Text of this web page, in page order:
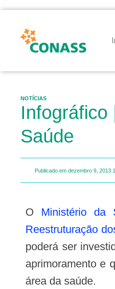
NOTÍCIAS
Infográfico
Saúde
Publicado em dezembro 9, 2013
Ministério da
Reestruturação
poderá ser
aprimoramento e
área da saúde.